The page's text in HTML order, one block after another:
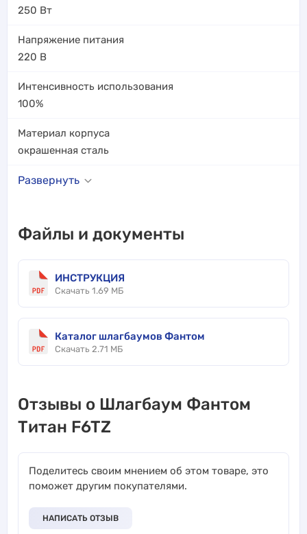
250 Вт
Напряжение питания
220 В
Интенсивность использования
100%
Материал корпуса
окрашенная сталь
Развернуть
Файлы и документы
ИНСТРУКЦИЯ
Скачать 1.69 МБ
Каталог шлагбаумов Фантом
Скачать 2.71 МБ
Отзывы о Шлагбаум Фантом
Титан F6TZ
Поделитесь своим мнением об этом товаре, это
поможет другим покупателями.
НАПИСАТЬ ОТЗЫВ